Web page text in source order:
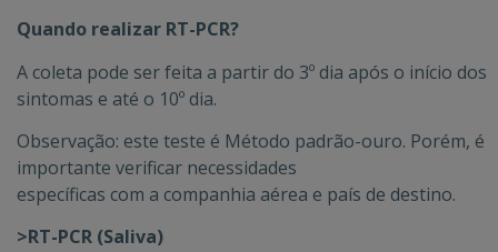
Quando realizar RT-PCR?
A coleta pode ser feita a partir do 3º dia após o início dos
sintomas e até o 10º dia.
Observação: este teste é Método padrão-ouro. Porém, é
importante verificar necessidades
específicas com a companhia aérea e país de destino.
>RT-PCR (Saliva)